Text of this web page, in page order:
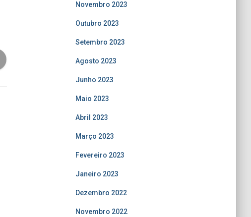
Novembro 2023
Outubro 2023
Setembro 2023
Agosto 2023
Junho 2023
Maio 2023
Abril 2023
Março 2023
Fevereiro 2023
Janeiro 2023
Dezembro 2022
Novembro 2022